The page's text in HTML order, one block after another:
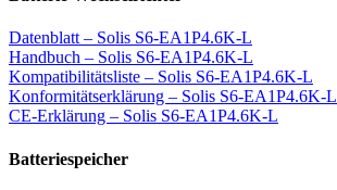
Datenblatt – Solis S6-EA1P4.6K-L
Handbuch – Solis S6-EA1P4.6K-L
Kompatibilitätsliste – Solis S6-EA1P4.6K-L
Konformitätserklärung – Solis S6-EA1P4.6K-L
CE-Erklärung – Solis S6-EA1P4.6K-L
Batteriespeicher